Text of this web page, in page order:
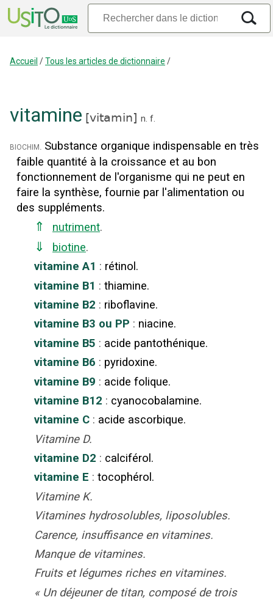
Accueil /Tous les articles de dictionnaire /
vitamine [vitamin] n. f.
biochim. Substance organique indispensable en très
faible quantité à la croissance et au bon
fonctionnement de l'organisme qui ne peut en
faire la synthèse, fournie par l'alimentation ou
des suppléments.
⇑ nutriment.
⇓ biotine.
vitamine A1 : rétinol.
vitamine B1 : thiamine.
vitamine B2 : riboflavine.
vitamine B3 ou PP : niacine.
vitamine B5 : acide pantothénique.
vitamine B6 : pyridoxine.
vitamine B9 : acide folique.
vitamine B12 : cyanocobalamine.
vitamine C : acide ascorbique.
Vitamine D.
vitamine D2 : calciférol.
vitamine E : tocophérol.
Vitamine K.
Vitamines hydrosolubles, liposolubles.
Carence, insuffisance en vitamines.
Manque de vitamines.
Fruits et légumes riches en vitamines.
« Un déjeuner de titan, composé de trois